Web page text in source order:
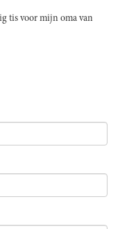
tis voor mijn oma van